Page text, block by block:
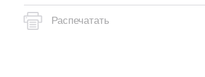
Распечатать